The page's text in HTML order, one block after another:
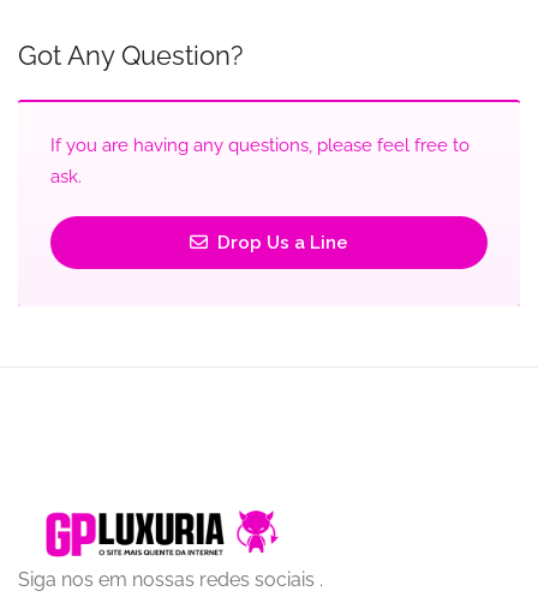
Got Any Question?
If you are having any questions, please feel free to
ask.
Drop Us a Line
Siga nos em nossas redes sociais .